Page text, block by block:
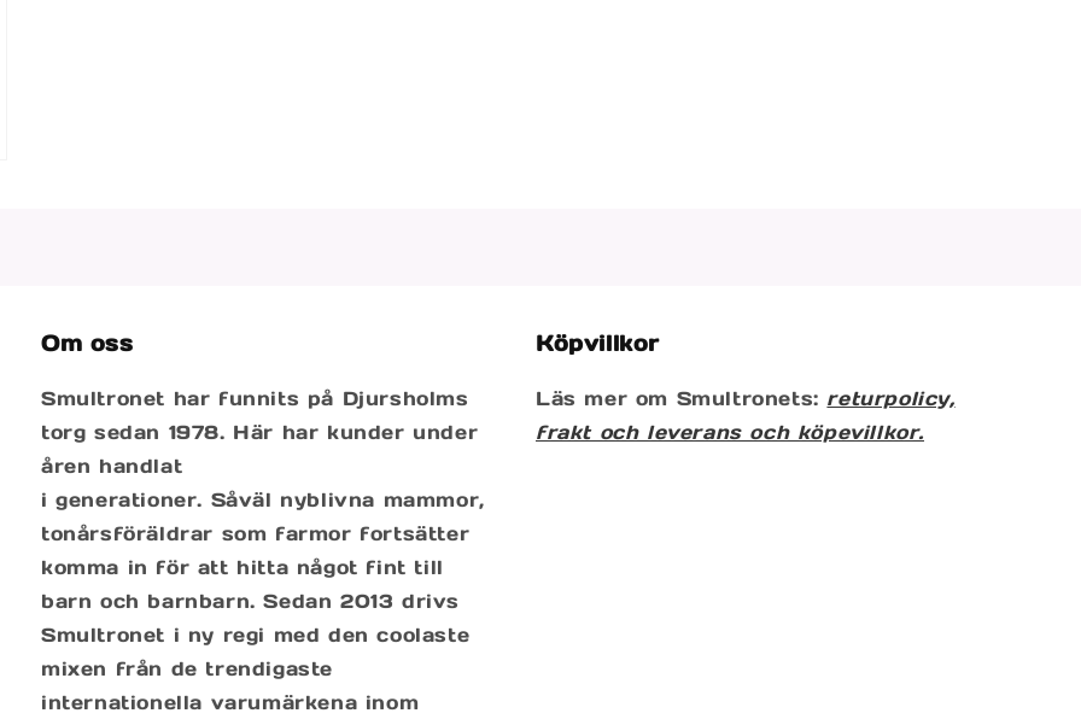
Om oss
Smultronet har funnits på Djursholms
torg sedan 1978. Här har kunder under
åren handlat
i generationer. Såväl nyblivna mammor,
tonårsföräldrar som farmor fortsätter
komma in för att hitta något fint till
barn och barnbarn. Sedan 2013 drivs
Smultronet i ny regi med den coolaste
mixen från de trendigaste
internationella varumärkena inom
Köpvillkor
Läs mer om Smultronets: returpolicy,
frakt och leverans och köpevillkor.